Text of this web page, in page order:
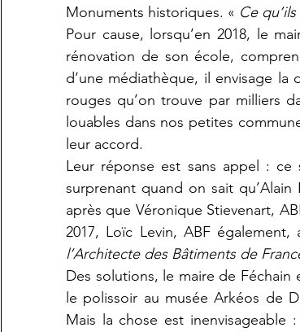
Monuments historiques. « Ce
Pour cause, lorsqu’en 2018, le
rénovation de son école,
d’une médiathèque, il envisage
rouges qu’on trouve par milliers
louables dans nos petites
leur accord.
Leur réponse est sans appel : ce
surprenant quand on sait
après que Véronique Stievenart,
2017, Loïc Levin, ABF
l’Architecte des Bâtiments de
Des solutions, le maire de
le polissoir au musée Arkéos de
Mais la chose est inenvisageable